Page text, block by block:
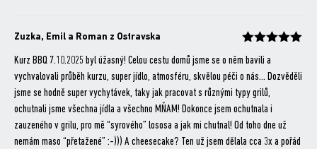
Zuzka, Emil a Roman z Ostravska
Kurz BBQ 7.10.2025 byl úžasný! Celou cestu domů jsme se o něm bavili a
vychvalovali průběh kurzu, super jídlo, atmosféru, skvělou péči o nás… Dozvěděli
jsme se hodně super vychytávek, taky jak pracovat s různými typy grilů,
ochutnali jsme všechna jídla a všechno MŇAM! Dokonce jsem ochutnala i
zauzeného v grilu, pro mě “syrového” lososa a jak mi chutnal! Od toho dne už
nemám maso “přetažené” :-))) A cheesecake? Ten už jsem dělala cca 3x a pořád